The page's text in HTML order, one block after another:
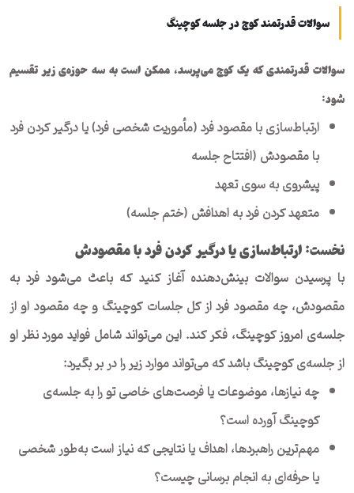
سوالات قدرتمند کوچ در جلسه کوچینگ
سوالات قدرتمندی که یک کوچ می‌پرسد، ممکن است به سه حوزه‌ی زیر تقسیم
شود:
ارتباط‌سازی با مقصود فرد (مأموریت شخصی فرد) یا درگیر کردن فرد
با مقصودش (افتتاح جلسه
پیشروی به سوی تعهد
متعهد کردن فرد به اهدافش (ختم جلسه)
نخست:ارتباط‌سازی یا درگیر کردن فرد با مقصودش
با پرسیدن سوالات بینش‌دهنده آغاز کنید که باعث می‌شود فرد به
مقصودش، چه مقصود فرد از کل جلسات کوچینگ و چه مقصود او از
جلسه‌ی امروز کوچینگ، فکر کند. این می‌تواند شامل فواید مورد نظر او
از جلسه‌ی کوچینگ باشد که می‌تواند موارد زیر را در بر بگیرد:
چه نیازها، موضوعات یا فرصت‌های خاصی تو را به جلسه‌ی
کوچینگ آورده است؟
مهم‌ترین راهبردها، اهداف یا نتایجی که نیاز است به‌طور شخصی
یا حرفه‌ای به انجام برسانی چیست؟